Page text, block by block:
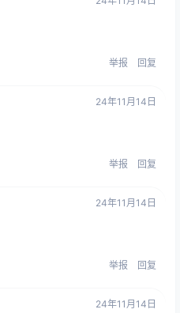
举报 回复
24年11月14日
举报 回复
24年11月14日
举报 回复
24年11月14日